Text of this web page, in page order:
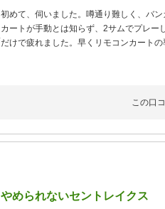
初めて、伺いました。噂通り難しく、バン
カートが手動とは知らず、2サムでプレー
だけで疲れました。早くリモコンカートの
この口
やめられないセントレイクス